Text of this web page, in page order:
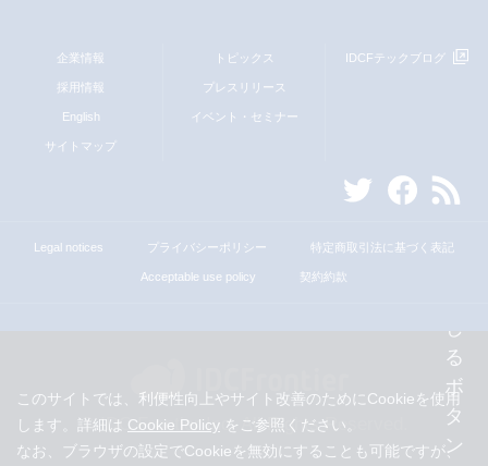
このサイトでは、利便性向上やサイト改善のためにCookieを使用
します。詳細は Cookie Policy をご参照ください。
なお、ブラウザの設定でCookieを無効にすることも可能ですが、
企業情報
採用情報
English
サイトマップ
トピックス
プレスリリース
イベント・セミナー
IDCFテックブログ
Legal notices プライバシーポリシー 特定商取引法に基づく表記
Acceptable use policy 契約約款
© IDC Frontier Inc. All Rights Reserved.